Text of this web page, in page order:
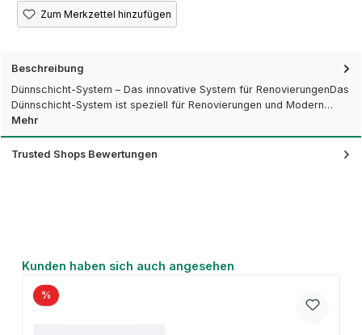
Zum Merkzettel hinzufügen
Beschreibung
Dünnschicht-System – Das innovative System für RenovierungenDas
Dünnschicht-System ist speziell für Renovierungen und Modern…
Mehr
Trusted Shops Bewertungen
Produktgalerie überspringen
Kunden haben sich auch angesehen
%